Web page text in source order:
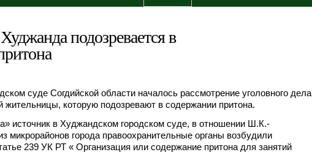
подозревается в
суде Согдийской области началось рассмотрение уголовного дела
жительницы, которую подозревают в содержании притона.
источник в Худжандском городском суде, в отношении Ш.К.-
микрорайонов города правоохранительные органы возбудили
239 УК РТ « Организация или содержание притона для занятий